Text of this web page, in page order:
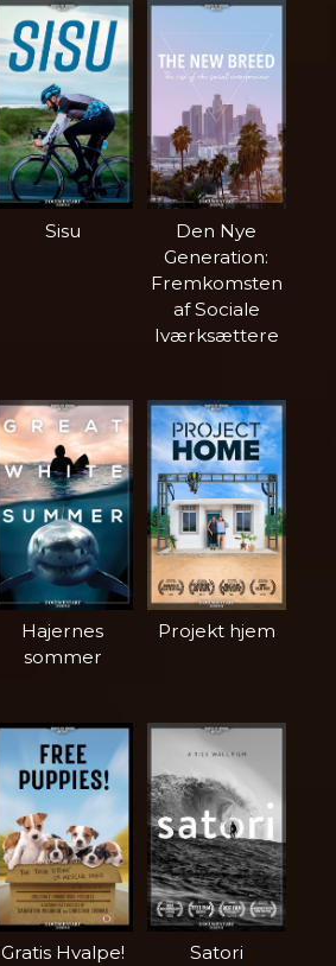
Sisu
Den Nye
Generation:
Fremkomsten
af Sociale
Iværksættere
Hajernes
sommer
Projekt hjem
Gratis Hvalpe! Satori